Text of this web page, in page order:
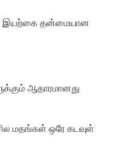
இயற்கை தன்மையான
ஆதாரமானது
மதங்கள் ஒரே கடவுள்